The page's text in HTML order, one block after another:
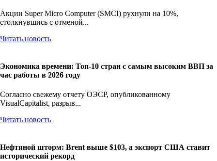
Акции Super Micro Computer (SMCI) рухнули на 10%,
столкнувшись с отменой...
Читать новость
Экономика времени: Топ-10 стран с самым высоким ВВП за
час работы в 2026 году
Согласно свежему отчету ОЭСР, опубликованному
VisualCapitalist, разрыв...
Читать новость
Нефтяной шторм: Brent выше $103, а экспорт США ставит
исторический рекорд